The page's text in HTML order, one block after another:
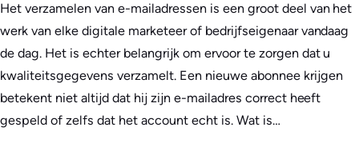
Het verzamelen van e-mailadressen is een groot deel van het
werk van elke digitale marketeer of bedrijfseigenaar vandaag
de dag. Het is echter belangrijk om ervoor te zorgen dat u
kwaliteitsgegevens verzamelt. Een nieuwe abonnee krijgen
betekent niet altijd dat hij zijn e-mailadres correct heeft
gespeld of zelfs dat het account echt is. Wat is…